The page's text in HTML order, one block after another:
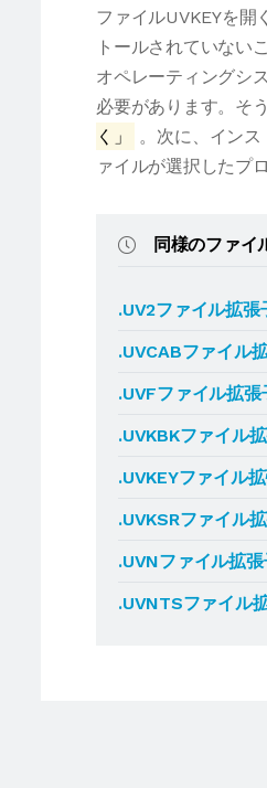
ファイルUVKEYを開
トールされていない
オペレーティングシ
必要があります。そ
く」
。次に、イン
ァイルが選択したプ
同様のファイ
.UV2ファイル拡張
.UVCABファイル
.UVFファイル拡張
.UVKBKファイル
.UVKEYファイル
.UVKSRファイル
.UVNファイル拡張
.UVNTSファイル